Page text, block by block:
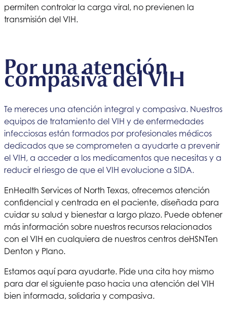
permiten controlar la carga viral, no previenen la
transmisión del VIH.
Por una atención
compasiva del VIH
Te mereces una atención integral y compasiva. Nuestros
equipos de tratamiento del VIH y de enfermedades
infecciosas están formados por profesionales médicos
dedicados que se comprometen a ayudarte a prevenir
el VIH, a acceder a los medicamentos que necesitas y a
reducir el riesgo de que el VIH evolucione a SIDA.
EnHealth Services of North Texas, ofrecemos atención
confidencial y centrada en el paciente, diseñada para
cuidar su salud y bienestar a largo plazo. Puede obtener
más información sobre nuestros recursos relacionados
con el VIH en cualquiera de nuestros centros deHSNTen
Denton y Plano.
Estamos aquí para ayudarte. Pide una cita hoy mismo
para dar el siguiente paso hacia una atención del VIH
bien informada, solidaria y compasiva.